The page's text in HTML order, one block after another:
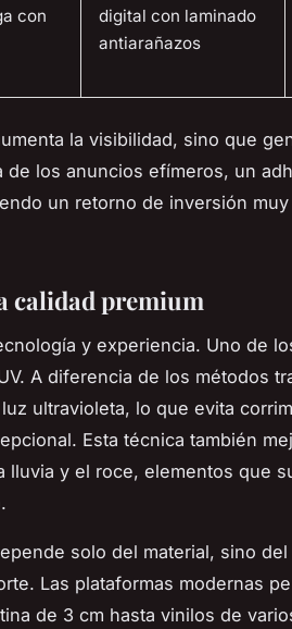
con
digital con laminado
antiarañazos
la visibilidad, sino que
de los anuncios efímeros, un
un retorno de inversión muy
calidad premium
y experiencia. Uno de
A diferencia de los métodos
ultravioleta, lo que evita
Esta técnica también
lluvia y el roce, elementos que
solo del material, sino
Las plataformas modernas
de 3 cm hasta vinilos de